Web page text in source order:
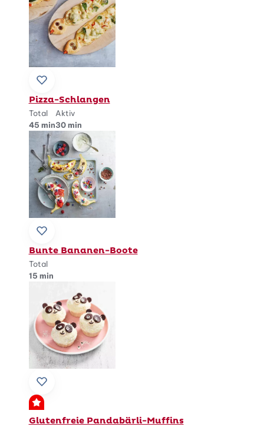
Zu Lieblingsrezepten hinzufügen
Pizza-Schlangen
Total
45 min
Aktiv
30 min
Zu Lieblingsrezepten hinzufügen
Bunte Bananen-Boote
Total
15 min
Zu Lieblingsrezepten hinzufügen
Premium
Glutenfreie Pandabärli-Muffins